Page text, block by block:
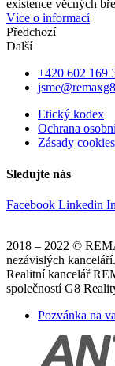
existence věcných
Více o informací
Předchozí
Další
+420 602 169
Etický kodex
Ochrana
Zásady cookies
Sledujte nás
Facebook Linkedin
2018 – 2022 ©
nezávislých kanceláří.
Realitní kancelář
společností G8
Pozvánka na